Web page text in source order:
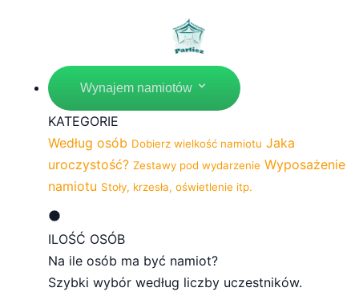
Wynajem namiotów
KATEGORIE
Według osób Dobierz wielkość namiotu Jaka
uroczystość? Zestawy pod wydarzenie Wyposażenie
namiotu Stoły, krzesła, oświetlenie itp.
ILOŚĆ OSÓB
Na ile osób ma być namiot?
Szybki wybór według liczby uczestników.